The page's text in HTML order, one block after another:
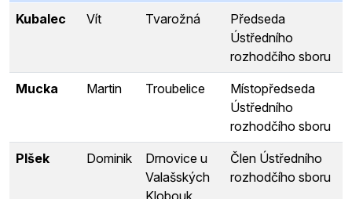
Kubalec Vít Tvarožná
Předseda
Ústředního
rozhodčího sboru
Mucka Martin Troubelice
Místopředseda
Ústředního
rozhodčího sboru
Plšek Dominik
Drnovice u
Valašských
Člen Ústředního
rozhodčího sboru